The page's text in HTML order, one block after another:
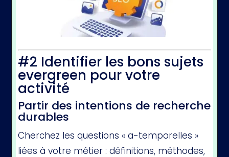
#2 Identifier les bons sujets
evergreen pour votre
activité
Partir des intentions de recherche
durables
Cherchez les questions « a-temporelles »
liées à votre métier : définitions, méthodes,